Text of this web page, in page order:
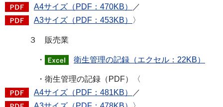
A4サイズ（PDF：470KB）
／
A3サイズ（PDF：453KB）
〉
３ 販売業
・ 衛生管理の記録（エクセル：22KB）
・衛生管理の記録（PDF）〈
A4サイズ（PDF：481KB）
／